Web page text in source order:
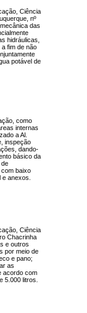
Ciência
nº
das
hidráulicas,
fim de não
potável de
como
internas
a Al.
inspeção
dando-
básico da
de
baixo
anexos.
Ciência
Chacrinha
e outros
por meio de
e pano;
as
acordo com
5.000 litros.